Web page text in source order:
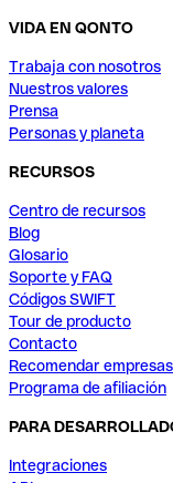
VIDA EN QONTO
Trabaja con nosotros
Nuestros valores
Prensa
Personas y planeta
RECURSOS
Centro de recursos
Blog
Glosario
Soporte y FAQ
Códigos SWIFT
Tour de producto
Contacto
Recomendar empresas
Programa de afiliación
PARA
Integraciones